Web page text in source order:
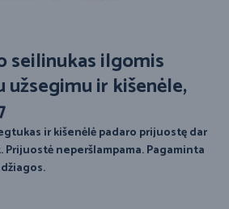
seilinukas ilgomis
užsegimu ir kišenėle,
ir kišenėlė padaro prijuostę dar
neperšlampama. Pagaminta